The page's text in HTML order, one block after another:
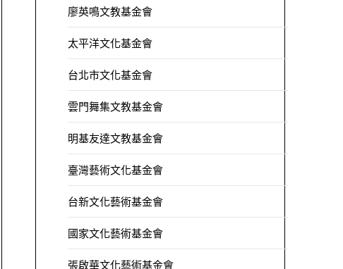
廖英鳴文教基金會
太平洋文化基金會
台北市文化基金會
雲門舞集文教基金會
明基友達文教基金會
臺灣藝術文化基金會
台新文化藝術基金會
國家文化藝術基金會
張啟華文化藝術基金會